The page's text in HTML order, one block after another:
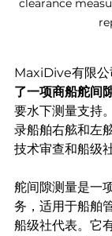
clearance
MaxiDive有限公
了一项商船舵间
要水下测量支持
录船舶右舷和左
技术审查和船级
舵间隙测量是一
务，适用于船舶
船级社代表。它